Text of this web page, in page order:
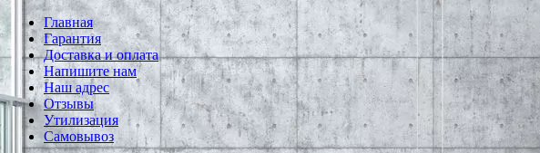
Главная
Гарантия
Доставка и оплата
Напишите нам
Наш адрес
Отзывы
Утилизация
Самовывоз